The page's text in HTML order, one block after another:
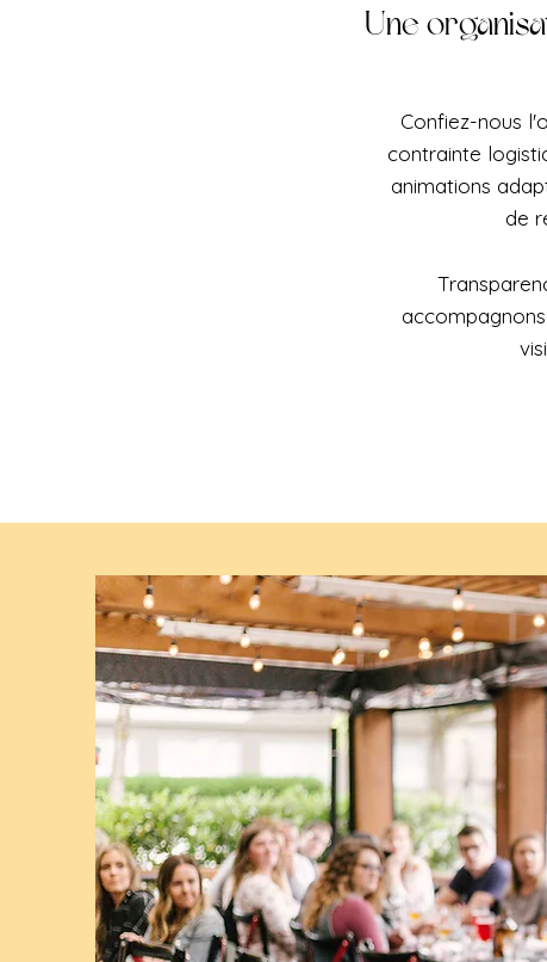
Une
Confiez-nous
contrainte
animations
de